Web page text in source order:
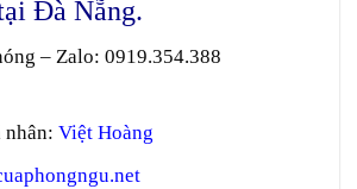
Đà Nẵng.
– Zalo: 0919.354.388
nhân: Việt Hoàng